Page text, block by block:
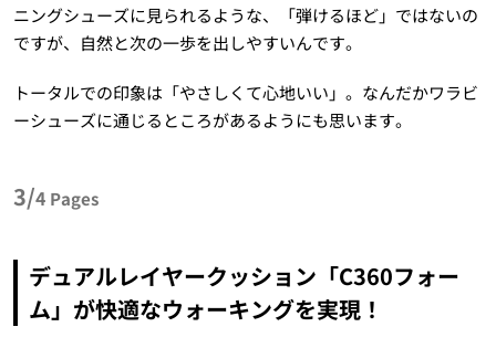
ニングシューズに見られるような、「弾けるほど」ではないの
ですが、自然と次の一歩を出しやすいんです。
トータルでの印象は「やさしくて心地いい」。なんだかワラビ
ーシューズに通じるところがあるようにも思います。
3/4 Pages
デュアルレイヤークッション「C360フォー
ム」が快適なウォーキングを実現！